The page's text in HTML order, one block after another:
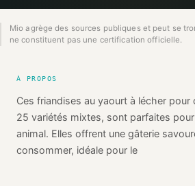
Mio agrège des sources publiques et peut se
ne constituent pas une certification officielle.
À PROPOS
Ces friandises au yaourt à lécher pour
25 variétés mixtes, sont parfaites
animal. Elles offrent une gâterie
consommer, idéale pour le